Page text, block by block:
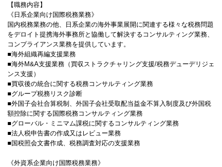
【職務内容】
《日系企業向け国際税務業務》
国内税務業務の他、日系企業の海外事業展開に関連する様々な税務問題
をデロイト提携海外事務所と協働して解決するコンサルティング業務、
コンプライアンス業務を提供しています。
■海外組織再編支援業務
■海外M&A支援業務（買収ストラクチャリング支援/税務デューデリジェ
ンス支援）
■買収後の統合に関する税務コンサルティング業務
■グループ税務リスク診断
■外国子会社合算税制、外国子会社受取配当益金不算入制度及び外国税
額控除に関する国際税務コンサルティング業務
■グローバル・ミニマム課税に関するコンサルティング業務
■法人税申告書の作成又はレビュー業務
■国税照会文書作成、税務調査対応の支援業務
《外資系企業向け国際税務業務》